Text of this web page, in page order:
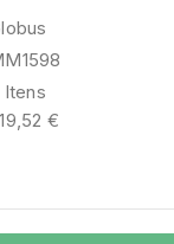
Itens
€